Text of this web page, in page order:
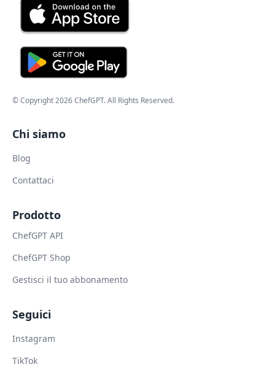
© Copyright2026ChefGPT. All Rights Reserved.
Chi siamo
Blog
Contattaci
Prodotto
ChefGPT API
ChefGPT Shop
Gestisci il tuo abbonamento
Seguici
Instagram
TikTok